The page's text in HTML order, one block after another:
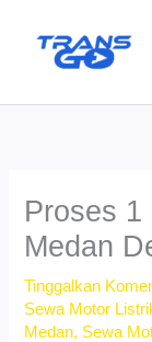
Proses
Medan
Tinggalkan
Sewa Motor
Medan, Sewa